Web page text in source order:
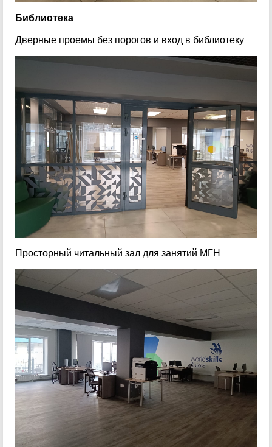
Библиотека
Дверные проемы без порогов и вход в библиотеку
Просторный читальный зал для занятий МГН